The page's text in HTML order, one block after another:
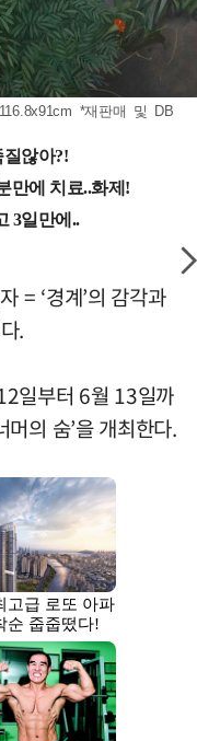
*재판매 및 DB
= ‘경계’의 감각과
.
일부터 6월 13일까
의 숨’을 개최한다.